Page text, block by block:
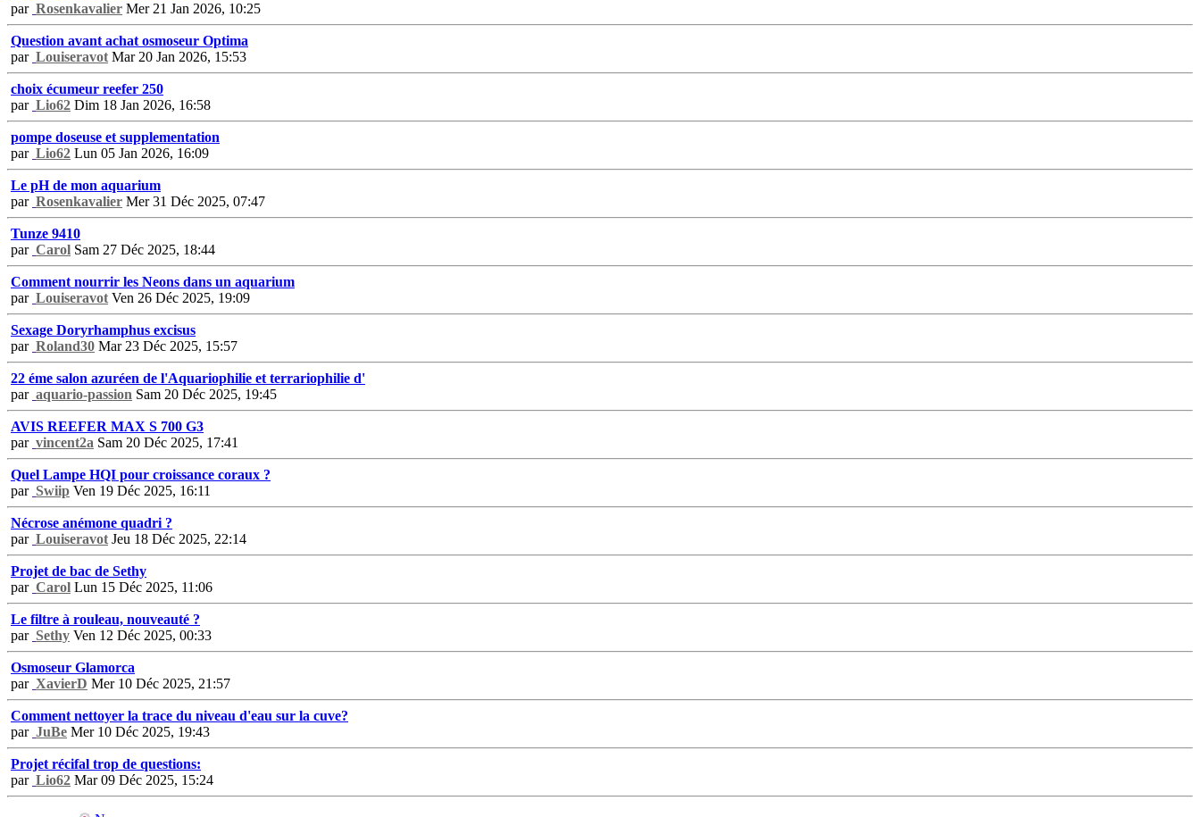
par Rosenkavalier Mer 21 Jan 2026, 10:25
Question avant achat osmoseur Optima
par Louiseravot Mar 20 Jan 2026, 15:53
choix écumeur reefer 250
par Lio62 Dim 18 Jan 2026, 16:58
pompe doseuse et supplementation
par Lio62 Lun 05 Jan 2026, 16:09
Le pH de mon aquarium
par Rosenkavalier Mer 31 Déc 2025, 07:47
Tunze 9410
par Carol Sam 27 Déc 2025, 18:44
Comment nourrir les Neons dans un aquarium
par Louiseravot Ven 26 Déc 2025, 19:09
Sexage Doryrhamphus excisus
par Roland30 Mar 23 Déc 2025, 15:57
22 éme salon azuréen de l'Aquariophilie et terrariophilie d'
par aquario-passion Sam 20 Déc 2025, 19:45
AVIS REEFER MAX S 700 G3
par vincent2a Sam 20 Déc 2025, 17:41
Quel Lampe HQI pour croissance coraux ?
par Swiip Ven 19 Déc 2025, 16:11
Nécrose anémone quadri ?
par Louiseravot Jeu 18 Déc 2025, 22:14
Projet de bac de Sethy
par Carol Lun 15 Déc 2025, 11:06
Le filtre à rouleau, nouveauté ?
par Sethy Ven 12 Déc 2025, 00:33
Osmoseur Glamorca
par XavierD Mer 10 Déc 2025, 21:57
Comment nettoyer la trace du niveau d'eau sur la cuve?
par JuBe Mer 10 Déc 2025, 19:43
Projet récifal trop de questions:
par Lio62 Mar 09 Déc 2025, 15:24